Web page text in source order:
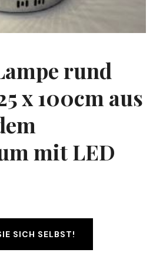
rund
x 100cm aus
mit LED
SICH SELBST!